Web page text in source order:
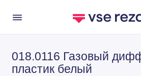
018.0116 Газовый
пластик белый